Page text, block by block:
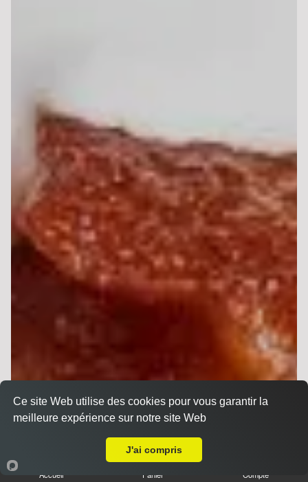
Sandwichs
Accueil Panier Compte
Ce site Web utilise des cookies pour vous garantir la
meilleure expérience sur notre site Web
J'ai compris